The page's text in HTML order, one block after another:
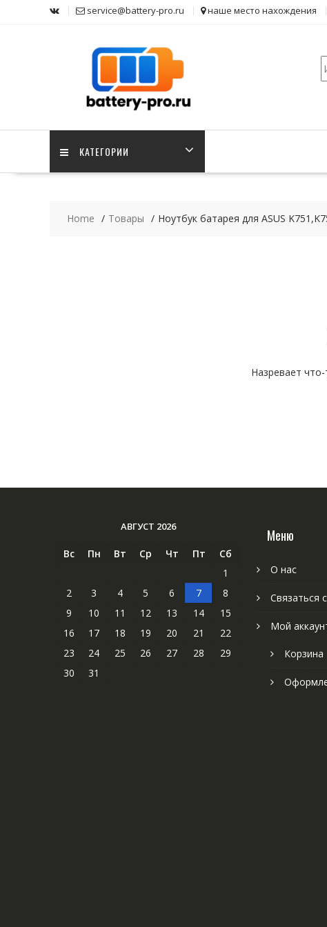
service@battery-pro.ru наше место нахождения
КАТЕГОРИИ
Home Товары Ноутбук батарея для ASUS
Назревает
АВГУСТ 2026
Вс Пн Вт Ср Чт Пт
Сб
1
2
3 4 5 6 7
8
9
10 11 12 13 14
15
16
17 18 19 20 21
22
23
24 25 26 27 28
29
30
31
Меню
О нас
Связаться
Мой
Корзина